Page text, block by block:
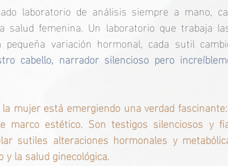
laboratorio de análisis siempre a mano,
salud femenina. Un laboratorio que trabaja
variación hormonal, cada sutil
cabello, narrador silencioso pero
mujer está emergiendo una verdad
marco estético. Son testigos silenciosos y
sutiles alteraciones hormonales y
la salud ginecológica.